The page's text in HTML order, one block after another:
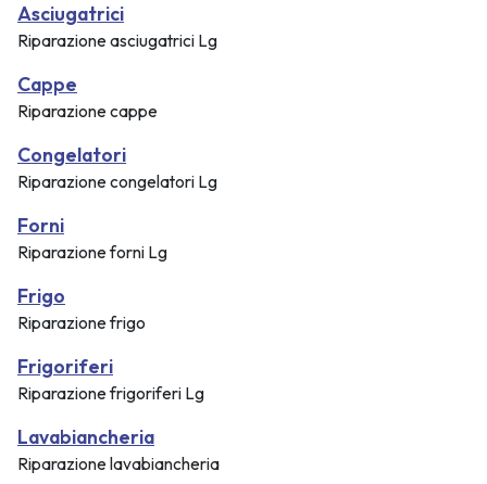
Asciugatrici
Riparazione asciugatrici Lg
Cappe
Riparazione cappe
Congelatori
Riparazione congelatori Lg
Forni
Riparazione forni Lg
Frigo
Riparazione frigo
Frigoriferi
Riparazione frigoriferi Lg
Lavabiancheria
Riparazione lavabiancheria